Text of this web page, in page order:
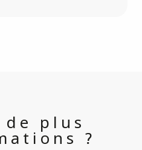
de plus
?